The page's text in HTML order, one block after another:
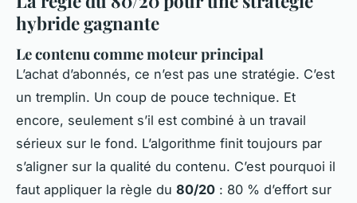
hybride gagnante
Le contenu comme moteur principal
L’achat d’abonnés, ce n’est pas une stratégie. C’est
un tremplin. Un coup de pouce technique. Et
encore, seulement s’il est combiné à un travail
sérieux sur le fond. L’algorithme finit toujours par
s’aligner sur la qualité du contenu. C’est pourquoi il
faut appliquer la règle du 80/20 : 80 % d’effort sur